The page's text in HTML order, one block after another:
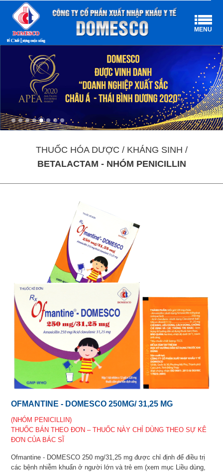
MENU
THUỐC HÓA DƯỢC / KHÁNG SINH /
BETALACTAM - NHÓM PENICILLIN
OFMANTINE - DOMESCO 250MG/ 31,25 MG
(NHÓM PENICILLIN)
THUỐC BÁN THEO ĐƠN – THUỐC NÀY CHỈ DÙNG THEO SỰ KÊ
ĐƠN CỦA BÁC SĨ
Ofmantine - DOMESCO 250 mg/31,25 mg được chỉ định để điều trị
các bệnh nhiễm khuẩn ở người lớn và trẻ em (xem mục Liều dùng,